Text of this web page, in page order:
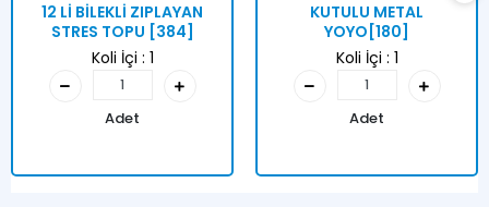
12 Lİ BİLEKLİ ZIPLAYAN
STRES TOPU [384]
Koli İçi : 1
Adet
KUTULU METAL
YOYO[180]
Koli İçi : 1
Adet